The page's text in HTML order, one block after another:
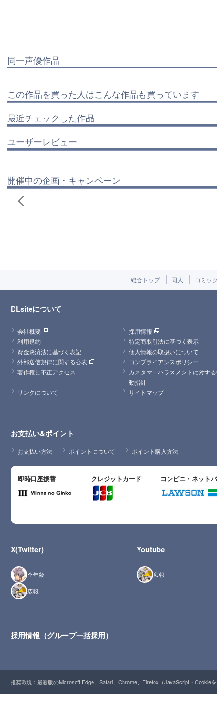
同一声優作品
この作品を買った人はこんな作品も買っています
最近チェックした作品
ユーザーレビュー
開催中の企画・キャンペーン
総合トップ 同人 コミッ
DLsiteについて
会社概要
採用情報
利用規約
特定商取引法に基づく表示
資金決済法に基づく表記
個人情報の取扱いについて
外部送信規律に関する公表
コンプライアンスポリシー
著作権と不正アクセス
カスタマーハラスメントに対す
動指針
リンクについて
サイトマップ
お支払い&ポイント
お支払い方法 ポイントについて ポイント購入方法
即時口座振替 クレジットカード コンビニ・ネット
X(Twitter)
全年齢
広報
Youtube
広報
採用情報（グループ一括採用）
推奨環境：最新版のMicrosoft Edge、Safari、Chrome、Firefox（JavaScript・Cookie